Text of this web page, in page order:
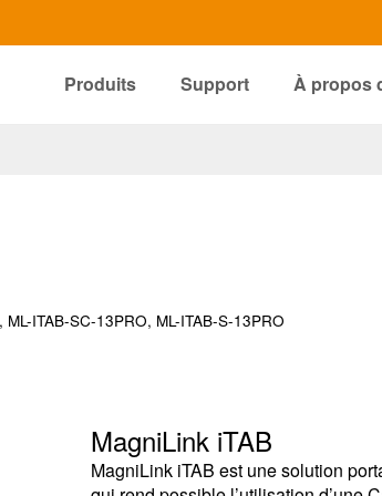
Produits Support À propos
ITAB-SC-13PRO, ML-ITAB-S-13PRO
MagniLink iTAB
MagniLink iTAB est une solution